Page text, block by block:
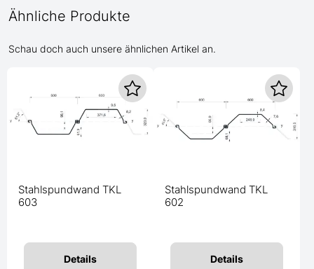
Ähnliche Produkte
Schau doch auch unsere ähnlichen Artikel an.
Stahlspundwand TKL
603
Details
Stahlspundwand TKL
602
Details